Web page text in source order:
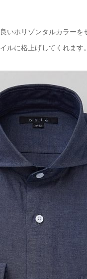
いホリゾンタルカラーを
ルに格上げしてくれます。